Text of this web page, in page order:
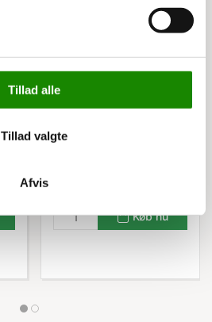
Tillad alle
Tillad valgte
Afvis
Eco Forrådsbakke
9,00 kr
Køb nu